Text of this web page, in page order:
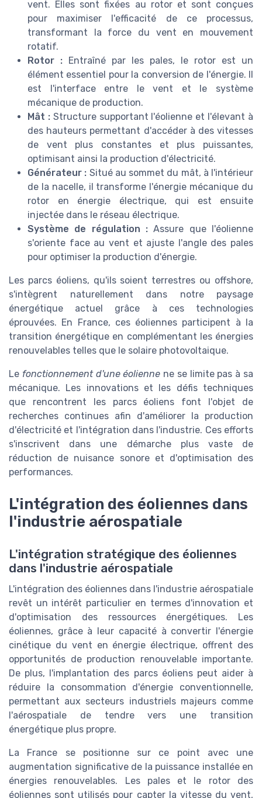
vent. Elles sont fixées au rotor et sont conçues
pour maximiser l'efficacité de ce processus,
transformant la force du vent en mouvement
rotatif.
Rotor : Entraîné par les pales, le rotor est un
élément essentiel pour la conversion de l'énergie. Il
est l'interface entre le vent et le système
mécanique de production.
Mât :Structure supportant l'éolienne et l'élevant à
des hauteurs permettant d'accéder à des vitesses
de vent plus constantes et plus puissantes,
optimisant ainsi la production d'électricité.
Générateur : Situé au sommet du mât, à l'intérieur
de la nacelle, il transforme l'énergie mécanique du
rotor en énergie électrique, qui est ensuite
injectée dans le réseau électrique.
Système de régulation : Assure que l'éolienne
s'oriente face au vent et ajuste l'angle des pales
pour optimiser la production d'énergie.
Les parcs éoliens, qu'ils soient terrestres ou offshore,
s'intègrent naturellement dans notre paysage
énergétique actuel grâce à ces technologies
éprouvées. En France, ces éoliennes participent à la
transition énergétique en complémentant les énergies
renouvelables telles que le solaire photovoltaique.
Le fonctionnement d'une éolienne ne se limite pas à sa
mécanique. Les innovations et les défis techniques
que rencontrent les parcs éoliens font l'objet de
recherches continues afin d'améliorer la production
d'électricité et l'intégration dans l'industrie. Ces efforts
s'inscrivent dans une démarche plus vaste de
réduction de nuisance sonore et d'optimisation des
performances.
L'intégration des éoliennes dans
l'industrie aérospatiale
L'intégration stratégique des éoliennes
dans l'industrie aérospatiale
L'intégration des éoliennes dans l'industrie aérospatiale
revêt un intérêt particulier en termes d'innovation et
d'optimisation des ressources énergétiques. Les
éoliennes, grâce à leur capacité à convertir l'énergie
cinétique du vent en énergie électrique, offrent des
opportunités de production renouvelable importante.
De plus, l'implantation des parcs éolienspeut aider à
réduire la consommation d'énergie conventionnelle,
permettant aux secteurs industriels majeurs comme
l'aérospatiale de tendre vers une transition
énergétique plus propre.
La France se positionne sur ce point avec une
augmentation significative de la puissance installée en
énergies renouvelables. Les paleset le rotordes
éoliennes sont utilisés pour capter la vitesse du vent,